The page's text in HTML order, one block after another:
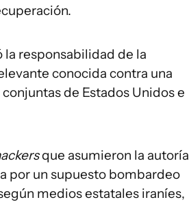
responsabilidad de la
conocida contra una
de Estados Unidos e
que asumieron la autoría
por un supuesto bombardeo
medios estatales iraníes,